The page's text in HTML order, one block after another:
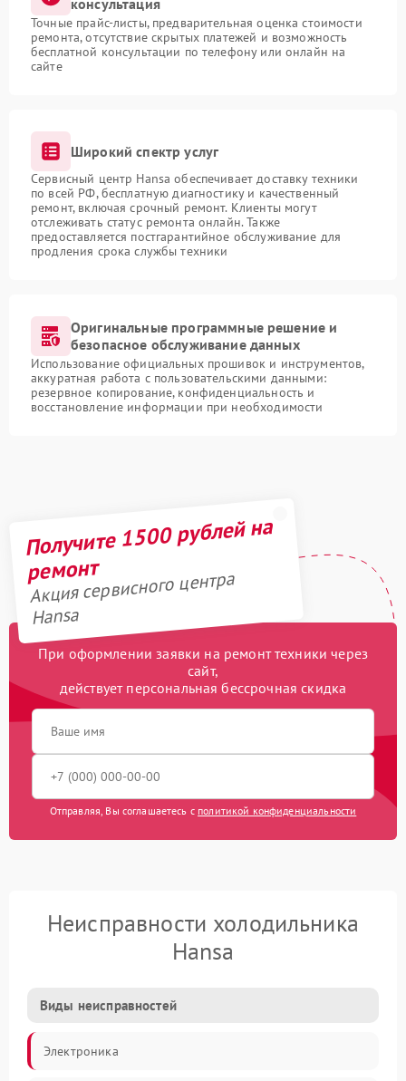
консультация
Точные прайс-листы, предварительная оценка стоимости
ремонта, отсутствие скрытых платежей и возможность
бесплатной консультации по телефону или онлайн на
сайте
Широкий спектр услуг
Сервисный центр Hansa обеспечивает доставку техники
по всей РФ, бесплатную диагностику и качественный
ремонт, включая срочный ремонт. Клиенты могут
отслеживать статус ремонта онлайн. Также
предоставляется постгарантийное обслуживание для
продления срока службы техники
Оригинальные программные решение и
безопасное обслуживание данных
Использование официальных прошивок и инструментов,
аккуратная работа с пользовательскими данными:
резервное копирование, конфиденциальность и
восстановление информации при необходимости
Получите 1500 рублей на
ремонт
Акция сервисного центра
Hansa
При оформлении заявки на ремонт техники через
сайт,
действует персональная бессрочная скидка
Отправляя, Вы соглашаетесь с политикой конфиденциальности
Неисправности холодильника
Hansa
Виды неисправностей
Электроника